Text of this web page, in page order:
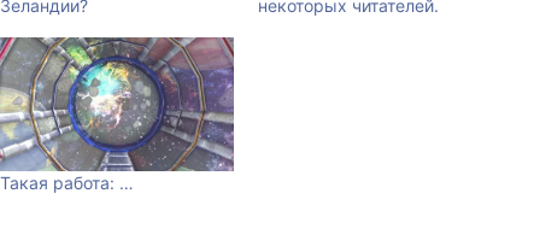
Зеландии?
некоторых читателей.
Такая работа: …